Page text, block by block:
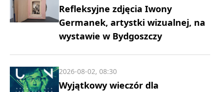
Refleksyjne zdjęcia Iwony
Germanek, artystki wizualnej, na
wystawie w Bydgoszczy
Wyjątkowy wieczór dla
2026-08-02, 08:30